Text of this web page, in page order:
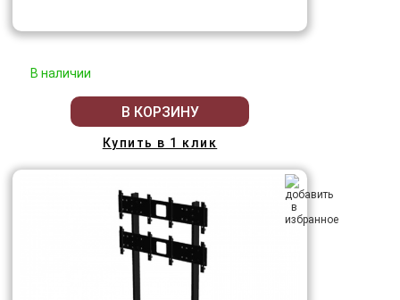
В наличии
В КОРЗИНУ
Купить в 1 клик